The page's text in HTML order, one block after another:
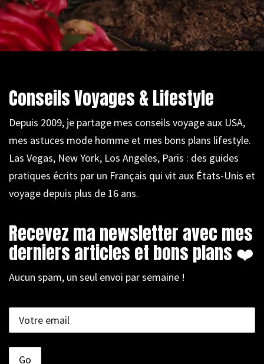
Conseils Voyages & Lifestyle
Depuis 2009, je partage mes conseils voyage aux USA,
mes astuces mode homme et mes bons plans lifestyle.
Las Vegas, New York, Los Angeles, Paris : des guides
pratiques écrits par un Français qui vit aux États-Unis et
voyage depuis plus de 16 ans.
Recevez ma newsletter avec mes
derniers articles et bons plans ❤️
Aucun spam, un seul envoi par semaine !